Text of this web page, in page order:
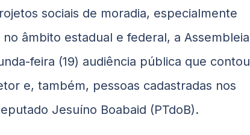
sociais de moradia, especialmente
âmbito estadual e federal, a Assembleia
feira (19) audiência pública que contou
e, também, pessoas cadastradas nos
Jesuíno Boabaid (PTdoB).